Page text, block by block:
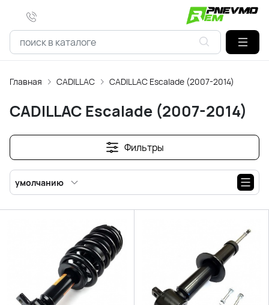
Главная CADILLAC CADILLAC Escalade (2007-2014)
CADILLAC Escalade (2007-2014)
Фильтры
умолчанию